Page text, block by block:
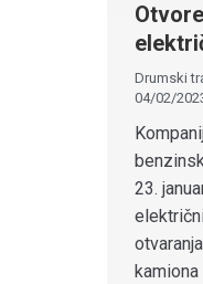
Drumski
04/02/
23.